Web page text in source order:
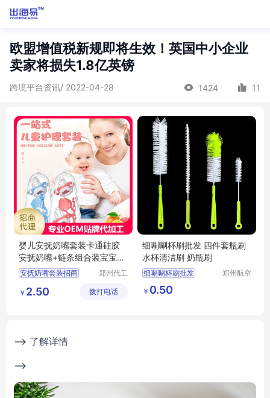
欧盟增值税新规即将生效！英国中小企业
卖家将损失1.8亿英镑
跨境平台资讯/ 2022-04-28 1424 11
婴儿安抚奶嘴套装卡通硅胶
安抚奶嘴+链条组合装宝宝安
睡玩嘴招商代理 批发定制
安抚奶嘴套装招商
卡通安抚奶嘴代理
郑州代工
技有限公
￥ 2.50 拨打电话
细唰唰杯刷批发 四件套瓶刷
水杯清洁刷 奶瓶刷
细唰唰杯刷批发
亚马逊四件套瓶刷
水杯清洁刷
郑州航空
￥ 0.50
--> 了解详情
-->